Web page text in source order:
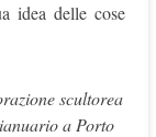
idea delle cose
scultorea
a Porto